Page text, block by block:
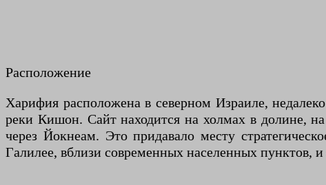
Расположение
Харифия расположена в северном Израиле,
реки Кишон. Сайт находится на холмах в долине,
через Йокнеам. Это придавало месту
Галилее, вблизи современных населенных пунктов,